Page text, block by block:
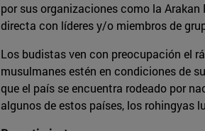
por sus organizaciones como la
directa con líderes y/o miembros de
Los budistas ven con preocupación el
musulmanes estén en condiciones de
que el país se encuentra rodeado por
algunos de estos países, los rohingyas